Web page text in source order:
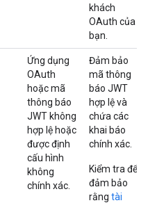
khách
OAuth của
bạn.
Ứng dụng
OAuth
hoặc mã
thông báo
JWT không
hợp lệ hoặc
được định
cấu hình
không
chính xác.
Đảm bảo
mã thông
báo JWT
hợp lệ và
chứa các
khai báo
chính xác.
Kiểm tra để
đảm bảo
rằng tài